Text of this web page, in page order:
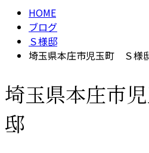
HOME
ブログ
Ｓ様邸
埼玉県本庄市児玉町 Ｓ様
埼玉県本庄市
邸